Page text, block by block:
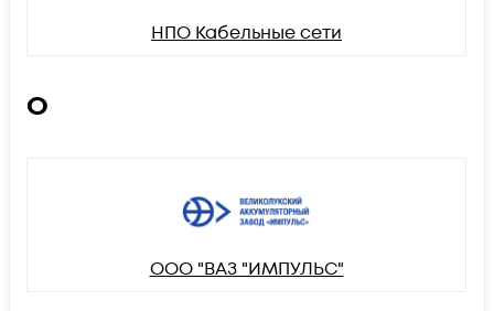
НПО Кабельные сети
О
ООО "ВАЗ "ИМПУЛЬС"